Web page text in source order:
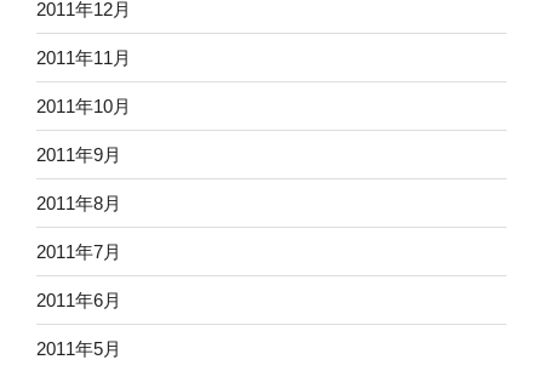
2011年12月
2011年11月
2011年10月
2011年9月
2011年8月
2011年7月
2011年6月
2011年5月